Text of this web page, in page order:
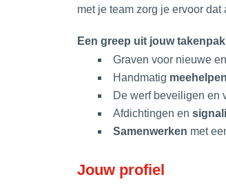
met je team zorg je ervoor
Een greep uit jouw
Graven voor nieuwe
Handmatig meehelpen
De werf beveiligen en
Afdichtingen en
Samenwerken met
Jouw profiel